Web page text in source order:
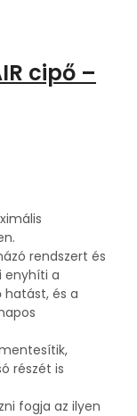
cipő –
rendszert és
enyhíti a
hatást, és a
részét is
fogja az ilyen